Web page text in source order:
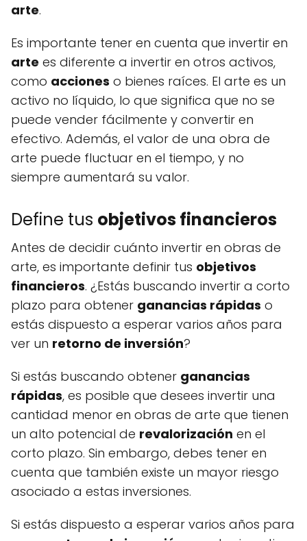
arte.
Es importante tener en cuenta que invertir en
arte es diferente a invertir en otros activos,
como acciones o bienes raíces. El arte es un
activo no líquido, lo que significa que no se
puede vender fácilmente y convertir en
efectivo. Además, el valor de una obra de
arte puede fluctuar en el tiempo, y no
siempre aumentará su valor.
Define tus objetivos financieros
Antes de decidir cuánto invertir en obras de
arte, es importante definir tus objetivos
financieros. ¿Estás buscando invertir a corto
plazo para obtener ganancias rápidas o
estás dispuesto a esperar varios años para
ver un retorno de inversión?
Si estás buscando obtener ganancias
rápidas, es posible que desees invertir una
cantidad menor en obras de arte que tienen
un alto potencial de revalorización en el
corto plazo. Sin embargo, debes tener en
cuenta que también existe un mayor riesgo
asociado a estas inversiones.
Si estás dispuesto a esperar varios años para